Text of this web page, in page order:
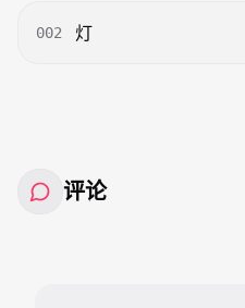
002 灯
评论